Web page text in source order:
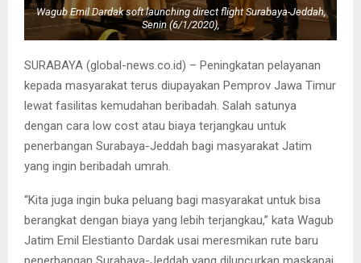
Wagub Emil Dardak soft launching direct flight Surabaya-Jeddah,
Senin (6/1/2020),
SURABAYA (global-news.co.id) – Peningkatan pelayanan
kepada masyarakat terus diupayakan Pemprov Jawa Timur
lewat fasilitas kemudahan beribadah. Salah satunya
dengan cara low cost atau biaya terjangkau untuk
penerbangan Surabaya-Jeddah bagi masyarakat Jatim
yang ingin beribadah umrah.
“Kita juga ingin buka peluang bagi masyarakat untuk bisa
berangkat dengan biaya yang lebih terjangkau,” kata Wagub
Jatim Emil Elestianto Dardak usai meresmikan rute baru